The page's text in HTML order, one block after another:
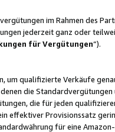
im Rahmen des
jederzeit ganz oder
für Vergütungen“).
qualifizierte Verkäufe
die
die für jeden
effektiver Provisionssatz
für eine